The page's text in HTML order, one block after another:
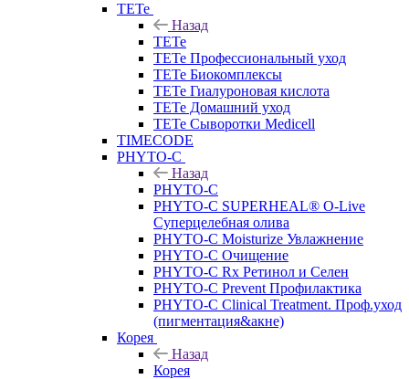
TETe
Назад
TETe
TETe Профессиональный уход
TETe Биокомплексы
TETe Гиалуроновая кислота
TETe Домашний уход
TETe Сыворотки Medicell
TIMECODE
PHYTO-C
Назад
PHYTO-C
PHYTO-C SUPERHEAL® O-Live
Суперцелебная олива
PHYTO-C Moisturize Увлажнение
PHYTO-C Очищение
PHYTO-C Rx Ретинол и Селен
PHYTO-C Prevent Профилактика
PHYTO-C Clinical Treatment. Проф.уход
(пигментация&акне)
Корея
Назад
Корея